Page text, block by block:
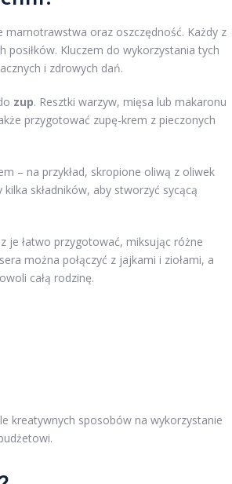
marnotrawstwa oraz oszczędność. Każdy z
posiłków. Kluczem do wykorzystania tych
i zdrowych dań.
zup. Resztki warzyw, mięsa lub makaronu
przygotować zupę-krem z pieczonych
– na przykład, skropione oliwą z oliwek
składników, aby stworzyć sycącą
je łatwo przygotować, miksując różne
można połączyć z jajkami i ziołami, a
całą rodzinę.
kreatywnych sposobów na wykorzystanie